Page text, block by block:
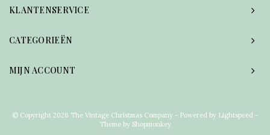
KLANTENSERVICE
CATEGORIEËN
MIJN ACCOUNT
© Copyright 2026 The Vintage Christmas Company - Powered by Lightspeed -
Theme by Shopmonkey